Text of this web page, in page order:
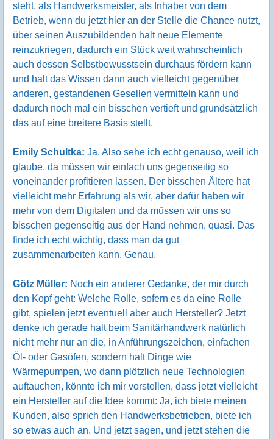
steht, als Handwerksmeister, als Inhaber von dem
Betrieb, wenn du jetzt hier an der Stelle die Chance nutzt,
über seinen Auszubildenden halt neue Elemente
reinzukriegen, dadurch ein Stück weit wahrscheinlich
auch dessen Selbstbewusstsein durchaus fördern kann
und halt das Wissen dann auch vielleicht gegenüber
anderen, gestandenen Gesellen vermitteln kann und
dadurch noch mal ein bisschen vertieft und grundsätzlich
das auf eine breitere Basis stellt.
Emily Schultka: Ja. Also sehe ich echt genauso, weil ich
glaube, da müssen wir einfach uns gegenseitig so
voneinander profitieren lassen. Der bisschen Ältere hat
vielleicht mehr Erfahrung als wir, aber dafür haben wir
mehr von dem Digitalen und da müssen wir uns so
bisschen gegenseitig aus der Hand nehmen, quasi. Das
finde ich echt wichtig, dass man da gut
zusammenarbeiten kann. Genau.
Götz Müller: Noch ein anderer Gedanke, der mir durch
den Kopf geht: Welche Rolle, sofern es da eine Rolle
gibt, spielen jetzt eventuell aber auch Hersteller? Jetzt
denke ich gerade halt beim Sanitärhandwerk natürlich
nicht mehr nur an die, in Anführungszeichen, einfachen
Öl- oder Gasöfen, sondern halt Dinge wie
Wärmepumpen, wo dann plötzlich neue Technologien
auftauchen, könnte ich mir vorstellen, dass jetzt vielleicht
ein Hersteller auf die Idee kommt: Ja, ich biete meinen
Kunden, also sprich den Handwerksbetrieben, biete ich
so etwas auch an. Und jetzt sagen, und jetzt stehen die